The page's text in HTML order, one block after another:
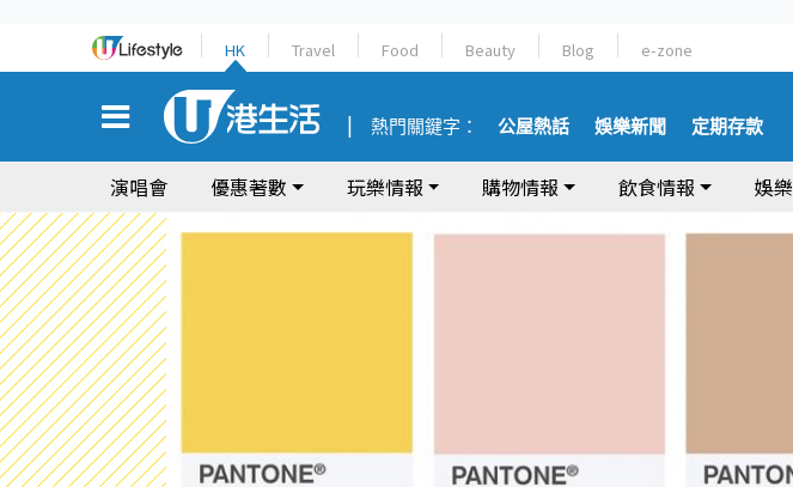
HK Travel Food Beauty Blog e-zone
熱門關鍵字： 公屋熱話 娛樂新聞 定期存款
演唱會 優惠著數 玩樂情報 購物情報 飲食情報 娛樂